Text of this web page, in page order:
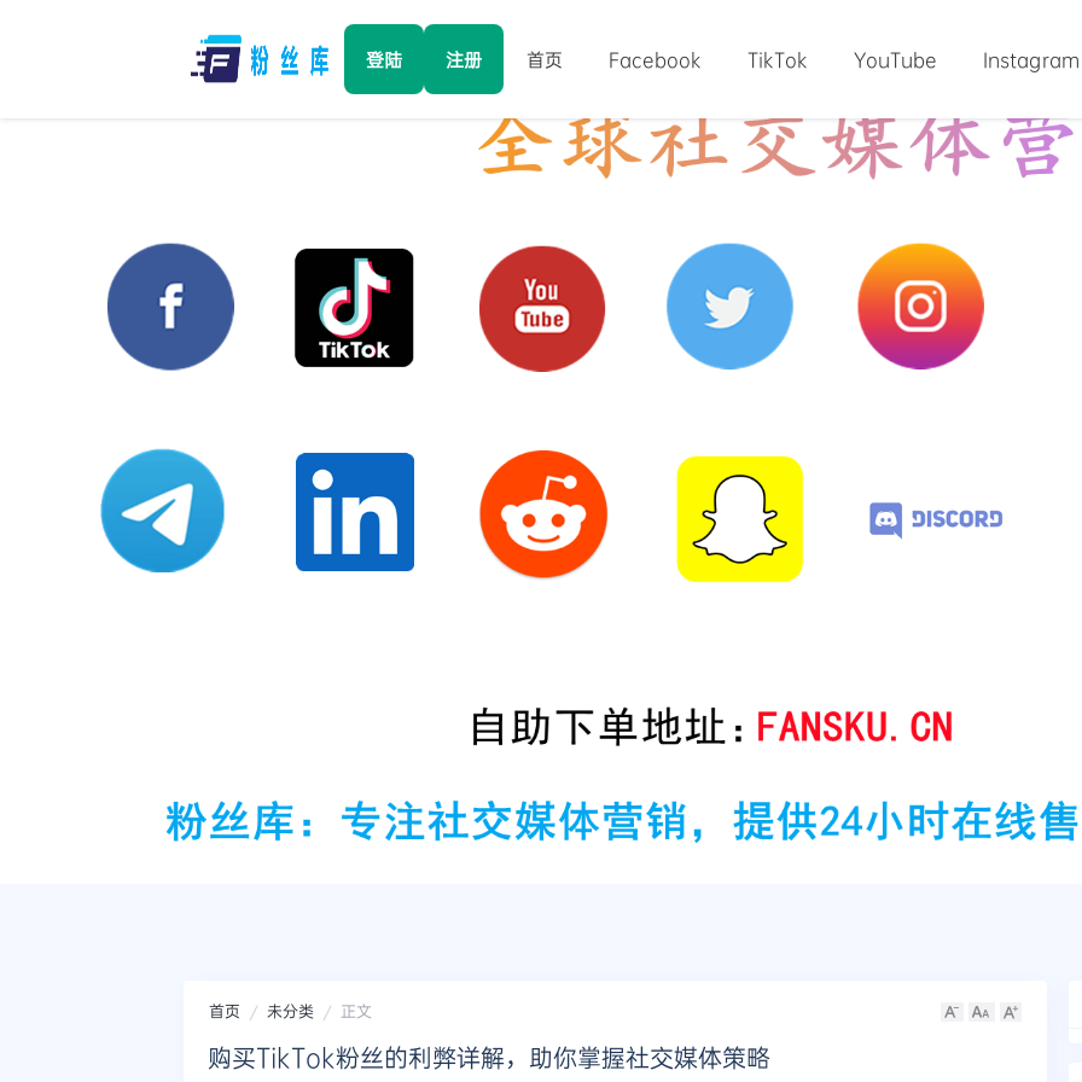
登陆 注册 首页 Facebook TikTok YouTube Instagram
首页 未分类 正文
购买TikTok粉丝的利弊详解，助你掌握社交媒体策略